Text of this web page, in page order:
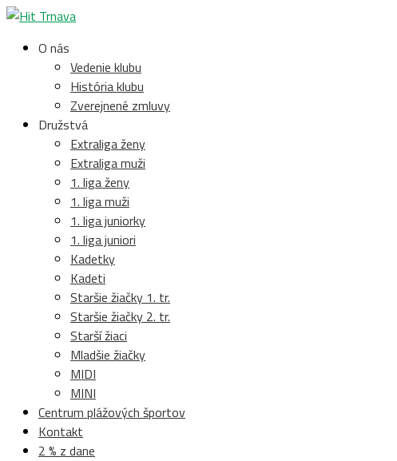
O nás
Vedenie klubu
História klubu
Zverejnené zmluvy
Družstvá
Extraliga ženy
Extraliga muži
1. liga ženy
1. liga muži
1. liga juniorky
1. liga juniori
Kadetky
Kadeti
Staršie žiačky 1. tr.
Staršie žiačky 2. tr.
Starší žiaci
Mladšie žiačky
MIDI
MINI
Centrum plážových športov
Kontakt
2 % z dane